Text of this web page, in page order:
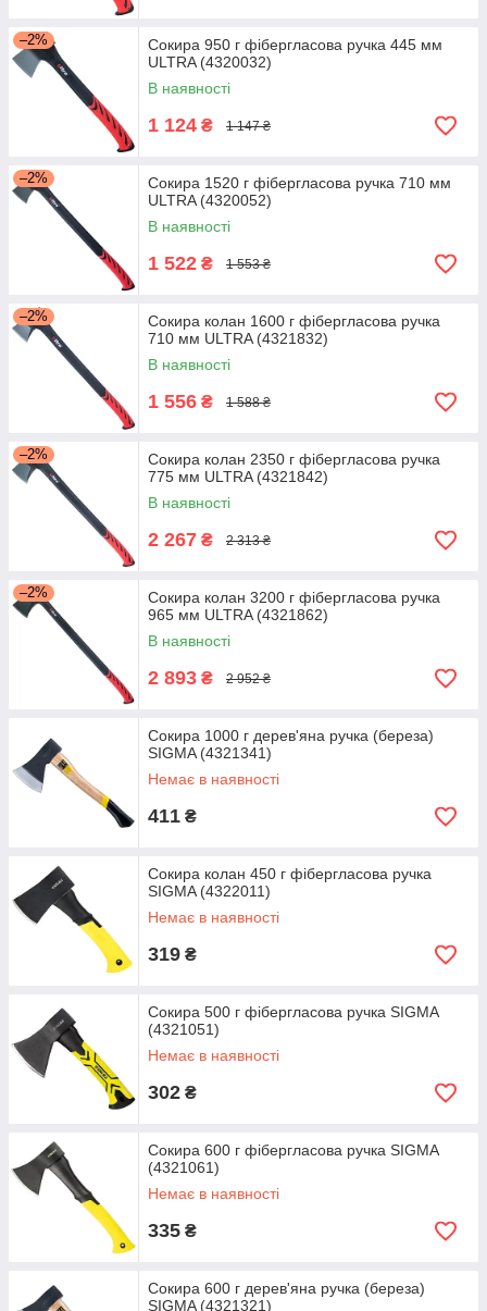
–2%
Сокира 950 г фібергласова ручка 445 мм
ULTRA (4320032)
В наявності
1 124 ₴ 1 147 ₴
–2%
Сокира 1520 г фібергласова ручка 710 мм
ULTRA (4320052)
В наявності
1 522 ₴ 1 553 ₴
–2%
Сокира колан 1600 г фібергласова ручка
710 мм ULTRA (4321832)
В наявності
1 556 ₴ 1 588 ₴
–2%
Сокира колан 2350 г фібергласова ручка
775 мм ULTRA (4321842)
В наявності
2 267 ₴ 2 313 ₴
–2%
Сокира колан 3200 г фібергласова ручка
965 мм ULTRA (4321862)
В наявності
2 893 ₴ 2 952 ₴
Сокира 1000 г дерев'яна ручка (береза)
SIGMA (4321341)
Немає в наявності
411 ₴
Сокира колан 450 г фібергласова ручка
SIGMA (4322011)
Немає в наявності
319 ₴
Сокира 500 г фібергласова ручка SIGMA
(4321051)
Немає в наявності
302 ₴
Сокира 600 г фібергласова ручка SIGMA
(4321061)
Немає в наявності
335 ₴
Сокира 600 г дерев'яна ручка (береза)
SIGMA (4321321)